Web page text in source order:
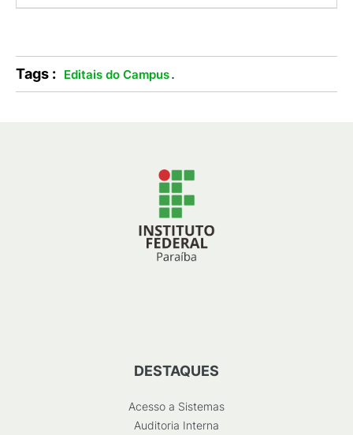
Tags : Editais do Campus.
DESTAQUES
Acesso a Sistemas
Auditoria Interna